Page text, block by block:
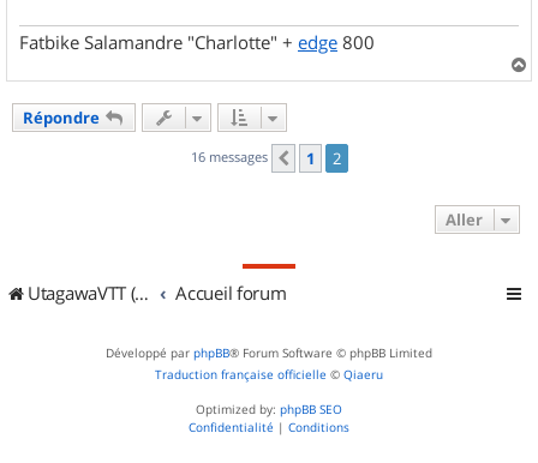
Fatbike Salamandre "Charlotte" + edge 800
a
Répondre
16 messages Précédent
1 2
Aller
UtagawaVTT (Randos VTT et VTTAE avec traces GPS) Accueil forum
Développé par phpBB® Forum Software © phpBB Limited
Traduction française officielle © Qiaeru
Optimized by: phpBB SEO
Confidentialité | Conditions